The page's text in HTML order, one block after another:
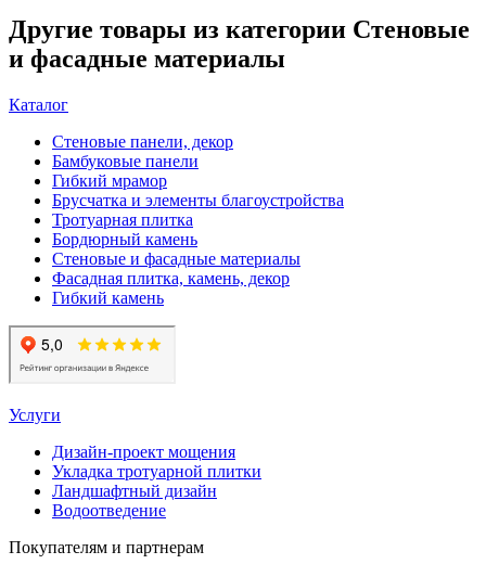
Другие товары из категории Стеновые
и фасадные материалы
Каталог
Стеновые панели, декор
Бамбуковые панели
Гибкий мрамор
Брусчатка и элементы благоустройства
Тротуарная плитка
Бордюрный камень
Стеновые и фасадные материалы
Фасадная плитка, камень, декор
Гибкий камень
Услуги
Дизайн-проект мощения
Укладка тротуарной плитки
Ландшафтный дизайн
Водоотведение
Покупателям и партнерам